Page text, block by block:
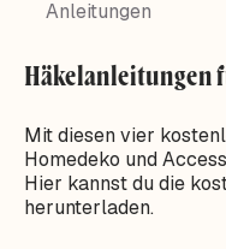
Anleitungen
Häkelanleitungen
Mit diesen vier
Homedeko und
Hier kannst du die
herunterladen.